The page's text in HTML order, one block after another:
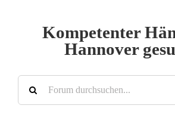
Kompetenter
Hannover